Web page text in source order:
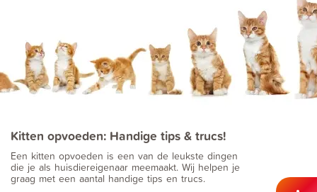
Kitten opvoeden: Handige tips & trucs!
Een kitten opvoeden is een van de leukste dingen
die je als huisdiereigenaar meemaakt. Wij helpen je
graag met een aantal handige tips en trucs.